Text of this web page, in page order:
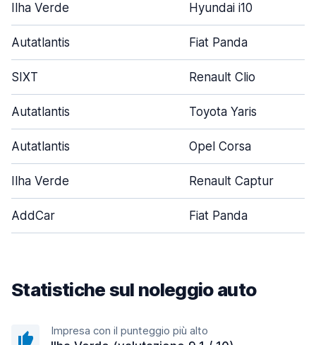
Ilha Verde Hyundai i10
Autatlantis Fiat Panda
SIXT Renault Clio
Autatlantis Toyota Yaris
Autatlantis Opel Corsa
Ilha Verde Renault Captur
AddCar Fiat Panda
Statistiche sul noleggio auto
Impresa con il punteggio più alto